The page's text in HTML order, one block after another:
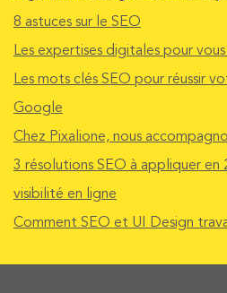
8 astuces sur le SEO
Les expertises digitales pour
Les mots clés SEO pour réussir
Google
Chez Pixalione, nous
3 résolutions SEO à appliquer en
visibilité en ligne
Comment SEO et UI Design